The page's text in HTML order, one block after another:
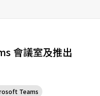
會議室及推出
Teams